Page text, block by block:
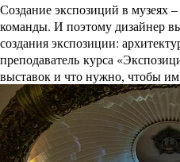
Создание экспозиций в музеях
команды. И поэтому дизайнер
создания экспозиции:
преподаватель курса
выставок и что нужно, чтобы им